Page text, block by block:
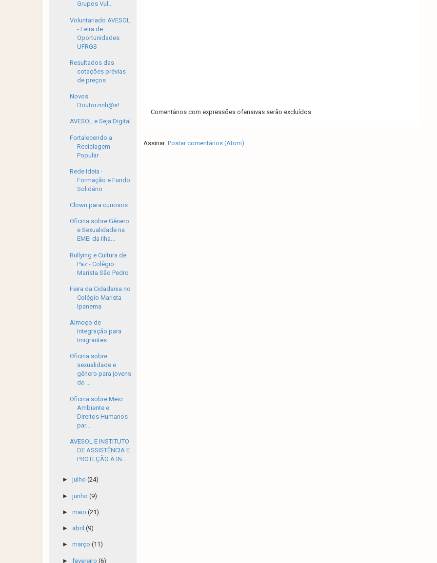
Comentários com expressões ofensivas serão excluídos.
Assinar: Postar comentários (Atom)
Grupos Vul...
Voluntariado AVESOL
- Feira de
Oportunidades
UFRGS
Resultados das
cotações prévias
de preços
Novos
Doutorzinh@s!
AVESOL e Seja Digital
Fortalecendo a
Reciclagem
Popular
Rede Ideia -
Formação e Fundo
Solidário
Clown para curiosos
Oficina sobre Gênero
e Sexualidade na
EMEI da Ilha...
Bullying e Cultura de
Paz - Colégio
Marista São Pedro
Feira da Cidadania no
Colégio Marista
Ipanema
Almoço de
Integração para
Imigrantes
Oficina sobre
sexualidade e
gênero para jovens
do ...
Oficina sobre Meio
Ambiente e
Direitos Humanos
par...
AVESOL E INSTITUTO
DE ASSISTÊNCIA E
PROTEÇÃO À IN...
► julho (24)
► junho (9)
► maio (21)
► abril (9)
► março (11)
► fevereiro (6)